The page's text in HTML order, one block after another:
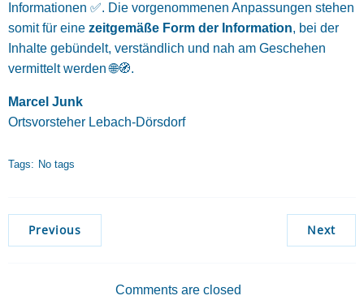
Informationen ✅. Die vorgenommenen Anpassungen stehen
somit für eine zeitgemäße Form der Information, bei der
Inhalte gebündelt, verständlich und nah am Geschehen
vermittelt werden 🌐🧭.
Marcel Junk
Ortsvorsteher Lebach-Dörsdorf
Tags: No tags
Previous Next
Comments are closed